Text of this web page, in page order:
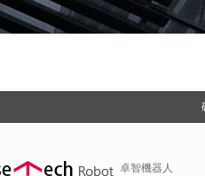
卓智機器人